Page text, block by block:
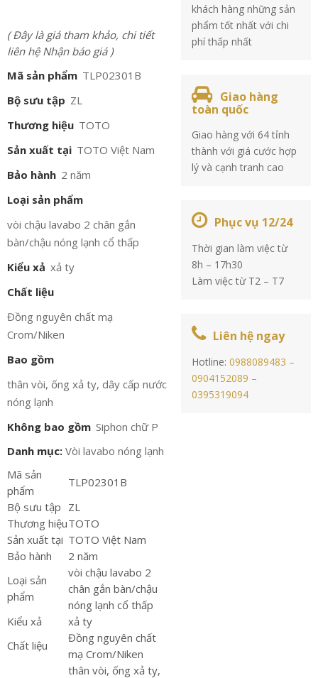
( Đây là giá tham khảo, chi tiết
liên hệ Nhận báo giá )
Mã sản phẩm TLP02301B
Bộ sưu tập ZL
Thương hiệu TOTO
Sản xuất tại TOTO Việt Nam
Bảo hành 2 năm
Loại sản phẩm
vòi chậu lavabo 2 chân gắn
bàn/chậu nóng lạnh cổ thấp
Kiểu xả xả ty
Chất liệu
Đồng nguyên chất mạ
Crom/Niken
Bao gồm
thân vòi, ống xả ty, dây cấp nước
nóng lạnh
Không bao gồm Siphon chữ P
Danh mục: Vòi lavabo nóng lạnh
Mã sản
phẩm
TLP02301B
Bộ sưu tập ZL
Thương hiệuTOTO
Sản xuất tại TOTO Việt Nam
Bảo hành
2 năm
Loại sản
phẩm
vòi chậu lavabo 2
chân gắn bàn/chậu
nóng lạnh cổ thấp
Kiểu xả
xả ty
Chất liệu
Đồng nguyên chất
mạ Crom/Niken
thân vòi, ống xả ty,
khách hàng những sản
phẩm tốt nhất với chi
phí thấp nhất
Giao hàng
toàn quốc
Giao hàng với 64 tỉnh
thành với giá cước hợp
lý và cạnh tranh cao
Phục vụ 12/24
Thời gian làm việc từ
8h – 17h30
Làm việc từ T2 – T7
Liên hệ ngay
Hotline:0988089483 –
0904152089 –
0395319094